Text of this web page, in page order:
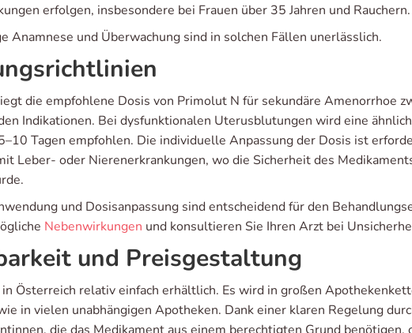
erfolgen, insbesondere bei Frauen über 35 Jahren und Rauchern.
Anamnese und Überwachung sind in solchen Fällen unerlässlich.
die empfohlene Dosis von Primolut N für sekundäre Amenorrhoe
Indikationen. Bei dysfunktionalen Uterusblutungen wird eine
Tagen empfohlen. Die individuelle Anpassung der Dosis ist
Leber- oder Nierenerkrankungen, wo die Sicherheit des
und Dosisanpassung sind entscheidend für den
Nebenwirkungen und konsultieren Sie Ihren Arzt bei
und Preisgestaltung
Österreich relativ einfach erhältlich. Es wird in großen
in vielen unabhängigen Apotheken. Dank einer klaren Regelung